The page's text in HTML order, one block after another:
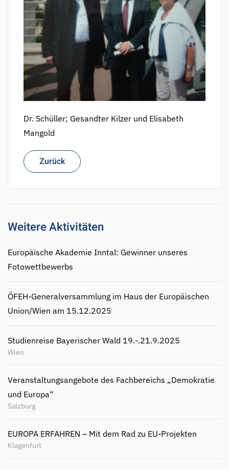
Dr. Schüller; Gesandter Kilzer und Elisabeth
Mangold
Zurück
Weitere Aktivitäten
Europäische Akademie Inntal: Gewinner unseres
Fotowettbewerbs
ÖFEH-Generalversammlung im Haus der Europäischen
Union/Wien am 15.12.2025
Studienreise Bayerischer Wald 19.-.21.9.2025
Wien
Veranstaltungsangebote des Fachbereichs „Demokratie
und Europa“
Salzburg
EUROPA ERFAHREN – Mit dem Rad zu EU-Projekten
Klagenfurt